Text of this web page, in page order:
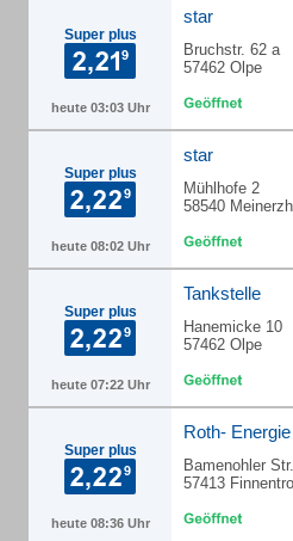
Super plus
heute 03:03 Uhr
star
Bruchstr. 62 a
57462 Olpe
Super plus
heute 08:02 Uhr
star
Mühlhofe 2
58540
Super plus
heute 07:22 Uhr
Tankstelle
Hanemicke 10
57462 Olpe
Super plus
heute 08:36 Uhr
Roth- Energie
Bamenohler
57413